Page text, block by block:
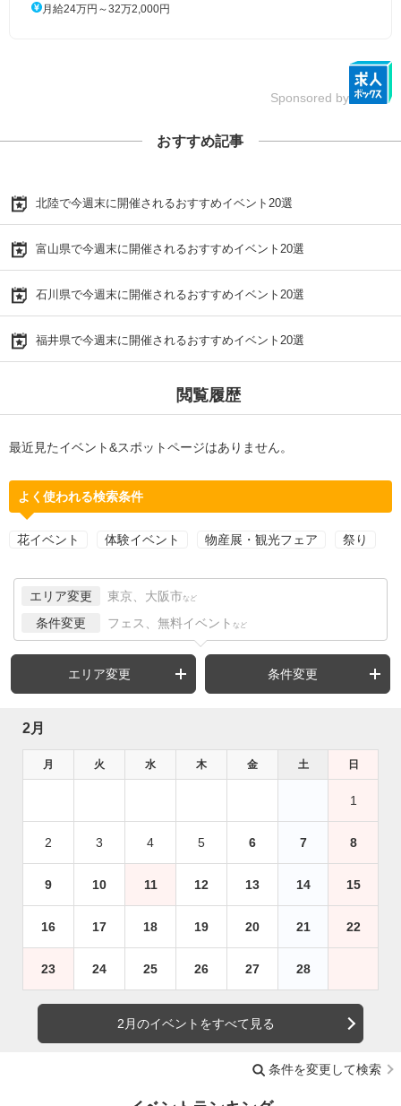
月給24万円～32万2,000円
Sponsored by
おすすめ記事
北陸で今週末に開催されるおすすめイベント20選
富山県で今週末に開催されるおすすめイベント20選
石川県で今週末に開催されるおすすめイベント20選
福井県で今週末に開催されるおすすめイベント20選
閲覧履歴
最近見たイベント&スポットページはありません。
よく使われる検索条件
花イベント 体験イベント 物産展・観光フェア 祭り
エリア変更 東京、大阪市 など
条件変更 フェス、無料イベント など
エリア変更 条件変更
2月
月 火 水 木 金 土 日
1
2 3 4 5 6 7 8
9 10 11 12 13 14 15
16 17 18 19 20 21 22
23 24 25 26 27 28
2月のイベントをすべて見る
条件を変更して検索